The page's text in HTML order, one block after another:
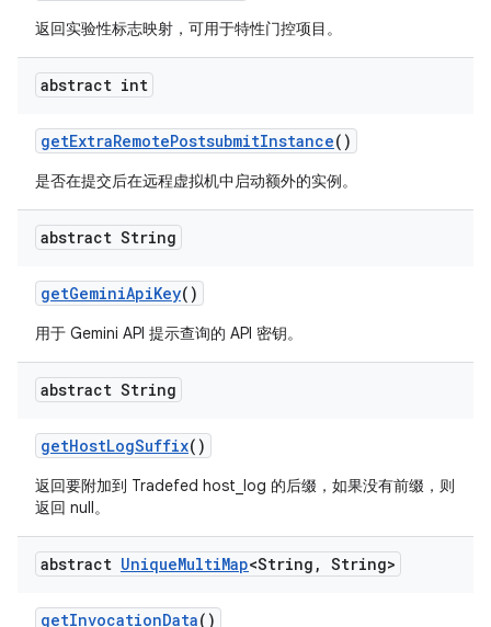
返回实验性标志映射，可用于特性门控项目。
abstract int
getExtraRemotePostsubmitInstance()
是否在提交后在远程虚拟机中启动额外的实例。
abstract String
getGeminiApiKey()
用于 Gemini API 提示查询的 API 密钥。
abstract String
getHostLogSuffix()
返回要附加到 Tradefed host_log 的后缀，如果没有前缀，则
返回 null。
abstract UniqueMultiMap<String , String>
getInvocationData()